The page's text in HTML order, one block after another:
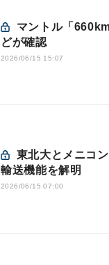
どが確認
2026/06/15 15:07
輸送機能を解明
2026/06/15 07:00